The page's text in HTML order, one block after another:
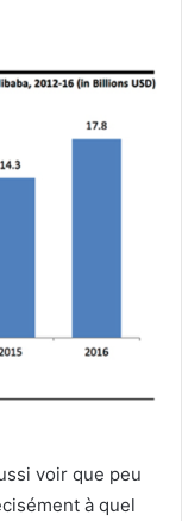
voir que peu
à quel